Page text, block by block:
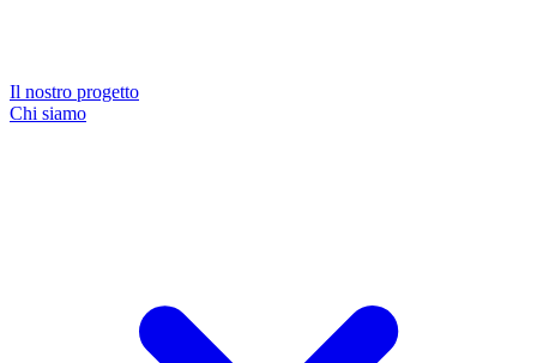
Il nostro progetto
Chi siamo